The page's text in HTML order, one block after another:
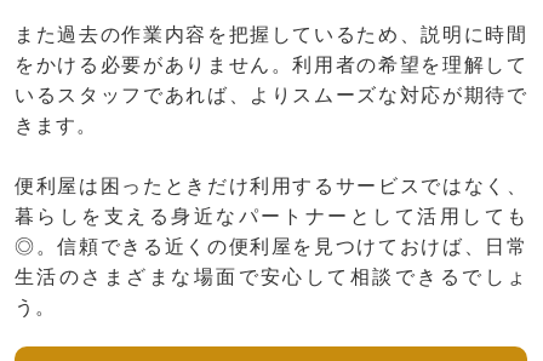
また過去の作業内容を把握しているため、説明に時間
をかける必要がありません。利用者の希望を理解して
いるスタッフであれば、よりスムーズな対応が期待で
きます。
便利屋は困ったときだけ利用するサービスではなく、
暮らしを支える身近なパートナーとして活用しても
◎。信頼できる近くの便利屋を見つけておけば、日常
生活のさまざまな場面で安心して相談できるでしょ
う。